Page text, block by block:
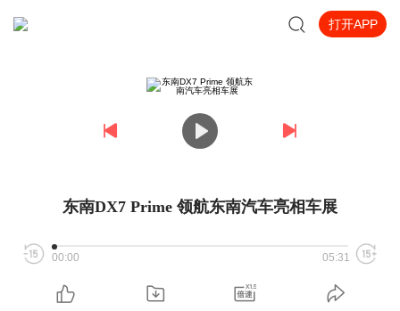
打开APP
东南DX7 Prime 领航东南汽车亮相车展
00:00 05:31